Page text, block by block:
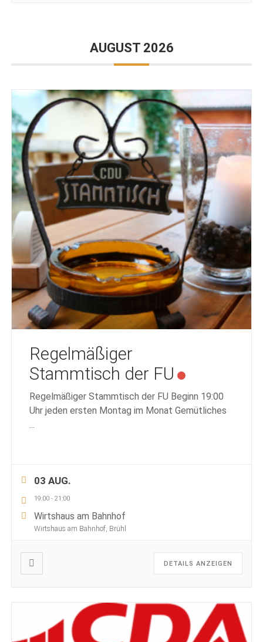
AUGUST 2026
Regelmäßiger
Stammtisch der FU
Regelmäßiger Stammtisch der FU Beginn 19:00
Uhr jeden ersten Montag im Monat Gemütliches
...
03 AUG.
19:00 -21:00
Wirtshaus am Bahnhof
Wirtshaus am Bahnhof, Brühl
DETAILS ANZEIGEN